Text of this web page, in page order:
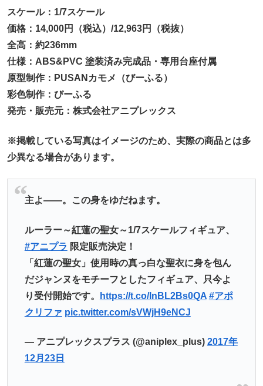
スケール：1/7スケール
価格：14,000円（税込）/12,963円（税抜）
全高：約236mm
仕様：ABS&PVC 塗装済み完成品・専用台座付属
原型制作：PUSANカモメ（びーふる）
彩色制作：びーふる
発売・販売元：株式会社アニプレックス
※掲載している写真はイメージのため、実際の商品とは多
少異なる場合があります。
主よ――。この身をゆだねます。
ルーラー～紅蓮の聖女～1/7スケールフィギュア、
#アニプラ 限定販売決定！
「紅蓮の聖女」使用時の真っ白な聖衣に身を包ん
だジャンヌをモチーフとしたフィギュア、只今よ
り受付開始です。
https://t.co/InBL2Bs0QA #アポ
クリファ pic.twitter.com/sVWjH9eNCJ
— アニプレックスプラス (@aniplex_plus) 2017年
12月23日